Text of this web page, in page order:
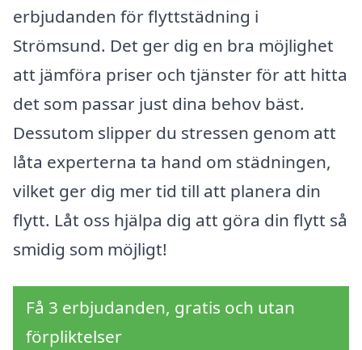
erbjudanden för flyttstädning i
Strömsund. Det ger dig en bra möjlighet
att jämföra priser och tjänster för att hitta
det som passar just dina behov bäst.
Dessutom slipper du stressen genom att
låta experterna ta hand om städningen,
vilket ger dig mer tid till att planera din
flytt. Låt oss hjälpa dig att göra din flytt så
smidig som möjligt!
Få 3 erbjudanden, gratis och utan
förpliktelser